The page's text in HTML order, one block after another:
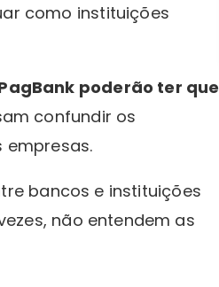
como instituições
poderão ter que
confundir os
empresas.
bancos e instituições
não entendem as